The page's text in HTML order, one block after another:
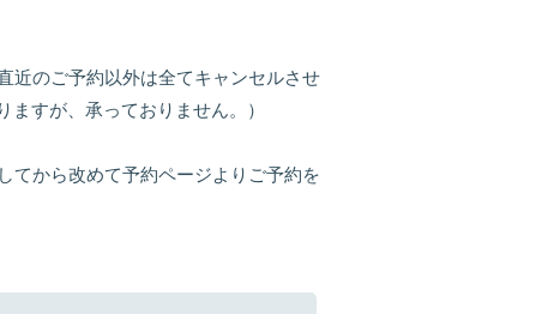
近のご予約以外は全てキャンセルさせ
すが、承っておりません。）
てから改めて予約ページよりご予約を